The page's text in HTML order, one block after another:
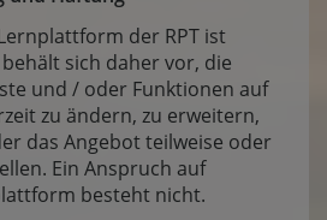
der RPT ist
sich daher vor, die
und / oder Funktionen auf
zu ändern, zu erweitern,
das Angebot teilweise oder
Ein Anspruch auf
besteht nicht.